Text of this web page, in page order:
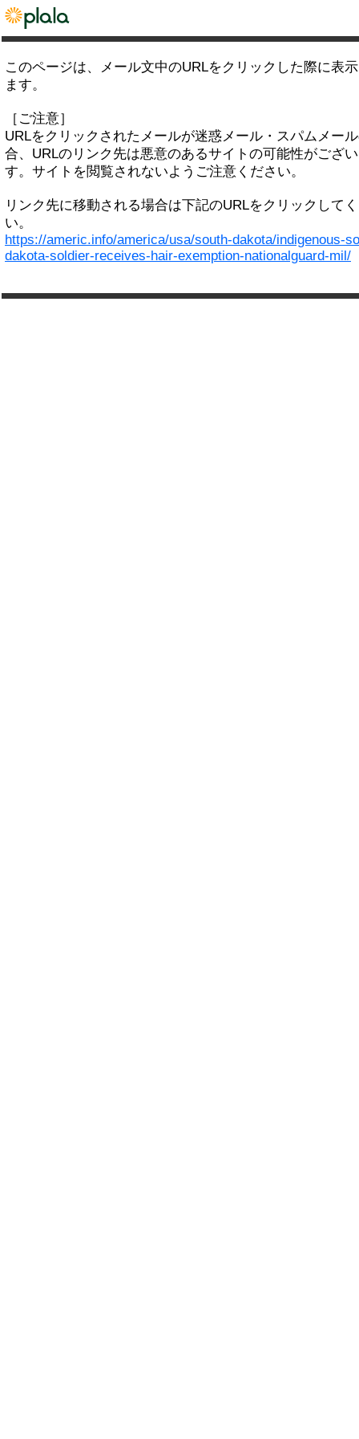
このページは、メール文中のURLをクリックした際に表
ます。
［ご注意］
URLをクリックされたメールが迷惑メール・スパムメー
合、URLのリンク先は悪意のあるサイトの可能性がござ
す。サイトを閲覧されないようご注意ください。
リンク先に移動される場合は下記のURLをクリックして
い。
https://americ.info/america/usa/south-dakota/indigenous-
dakota-soldier-receives-hair-exemption-nationalguard-mil/